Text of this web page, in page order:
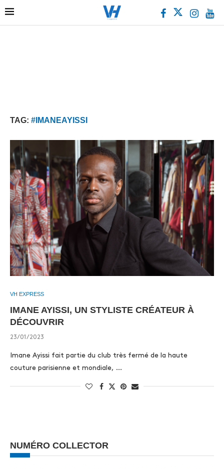
TAG: #IMANEAYISSI
VH EXPRESS
IMANE AYISSI, UN STYLISTE CRÉATEUR À
DÉCOUVRIR
23/01/2023
Imane Ayissi fait partie du club très fermé de la haute
couture parisienne et mondiale, …
NUMÉRO COLLECTOR